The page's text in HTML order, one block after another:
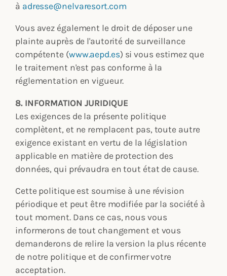
à adresse@nelvaresort.com
Vous avez également le droit de déposer une
plainte auprès de l'autorité de surveillance
compétente (www.aepd.es) si vous estimez que
le traitement n'est pas conforme à la
réglementation en vigueur.
8. INFORMATION JURIDIQUE
Les exigences de la présente politique
complètent, et ne remplacent pas, toute autre
exigence existant en vertu de la législation
applicable en matière de protection des
données, qui prévaudra en tout état de cause.
Cette politique est soumise à une révision
périodique et peut être modifiée par la société à
tout moment. Dans ce cas, nous vous
informerons de tout changement et vous
demanderons de relire la version la plus récente
de notre politique et de confirmer votre
acceptation.